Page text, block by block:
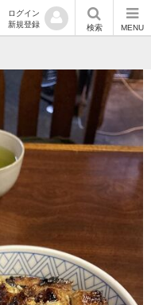
ログイン
新規登録
検索 MENU